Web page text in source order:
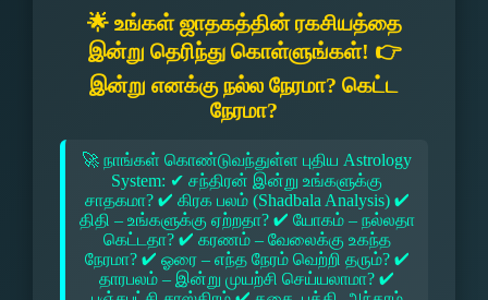
🌟 உங்கள் ஜாதகத்தின் ரகசியத்தை
இன்று தெரிந்து கொள்ளுங்கள்! 👉
இன்று எனக்கு நல்ல நேரமா? கெட்ட
நேரமா?
🚀 நாங்கள் கொண்டுவந்துள்ள புதிய Astrology
System: ✔ சந்திரன் இன்று உங்களுக்கு
சாதகமா? ✔ கிரக பலம் (Shadbala Analysis) ✔
திதி – உங்களுக்கு ஏற்றதா? ✔ யோகம் – நல்லதா
கெட்டதா? ✔ கரணம் – வேலைக்கு உகந்த
நேரமா? ✔ ஓரை – எந்த நேரம் வெற்றி தரும்? ✔
தாரபலம் – இன்று முயற்சி செய்யலாமா? ✔